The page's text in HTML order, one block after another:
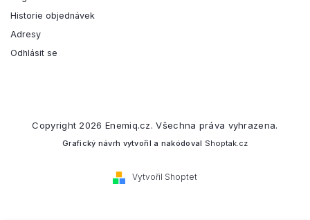
Historie objednávek
Adresy
Odhlásit se
Vytvořil Shoptet
Copyright 2026 Enemiq.cz. Všechna práva vyhrazena.
Grafický návrh vytvořil a nakódoval Shoptak.cz